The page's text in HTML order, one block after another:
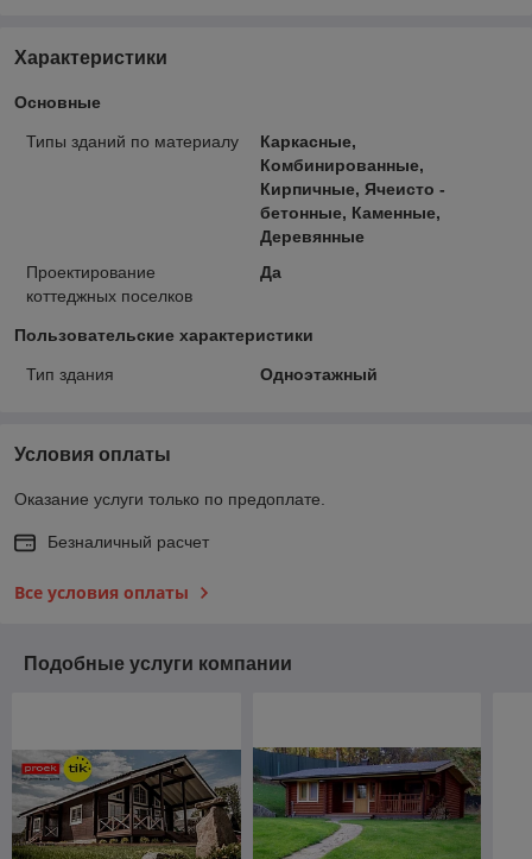
Характеристики
Основные
Типы зданий по материалу
Каркасные,
Комбинированные,
Кирпичные, Ячеисто -
бетонные, Каменные,
Деревянные
Проектирование
коттеджных поселков
Да
Пользовательские характеристики
Тип здания Одноэтажный
Условия оплаты
Оказание услуги только по предоплате.
Безналичный расчет
Все условия оплаты
Подобные услуги компании